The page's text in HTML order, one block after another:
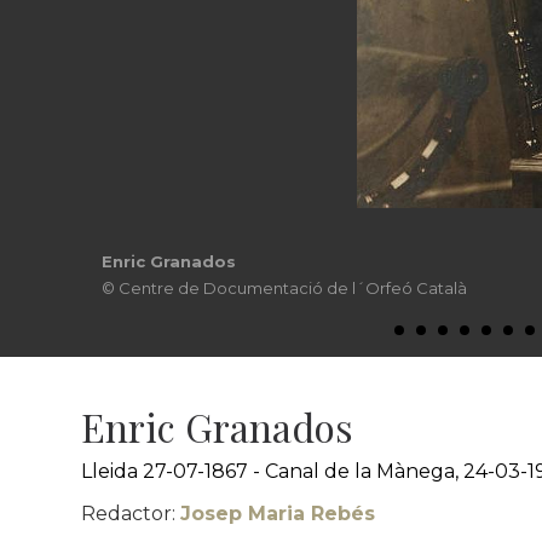
Enric Granados
© Centre de Documentació de l´Orfeó Català
Enric Granados
Lleida 27-07-1867 - Canal de la Mànega, 24-03-
Redactor:Josep Maria Rebés